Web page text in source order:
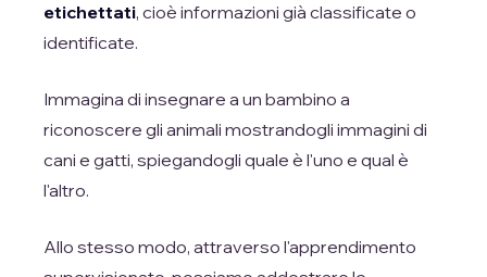
etichettati, cioè informazioni già classificate o
identificate.
Immagina di insegnare a un bambino a
riconoscere gli animali mostrandogli immagini di
cani e gatti, spiegandogli quale è l'uno e qual è
l'altro.
Allo stesso modo, attraverso l'apprendimento